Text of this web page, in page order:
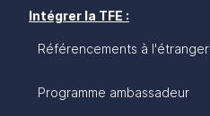
Intégrer la TFE :
Référencements à l'étranger
Programme ambassadeur